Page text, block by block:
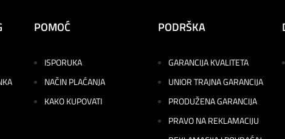
POMOĆ
ISPORUKA
NAČIN PLAĆANJA
KAKO KUPOVATI
PODRŠKA
GARANCIJA KVALITETA
UNIOR TRAJNA GARANCIJA
PRODUŽENA GARANCIJA
PRAVO NA REKLAMACIJU